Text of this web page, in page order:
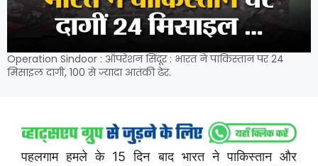
Operation Sindoor : ऑपरेशन सिंदूर : भारत ने पाकिस्तान पर 24
मिसाइल दागीं, 100 से ज्यादा आतंकी ढेर.
पहलगाम हमले के 15 दिन बाद भारत ने पाकिस्तान और